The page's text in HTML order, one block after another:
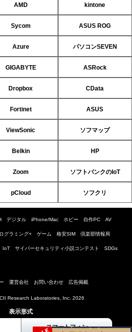
AMD kintone
Sycom ASUS ROG
Azure パソコンSEVEN
GIGABYTE ASRock
Dropbox CData
Fortinet ASUS
ViewSonic ソフマップ
Belkin HP
Zoom ソフトバンクのIoT
pCloud ソフクリ
デジタル iPhone/Mac ホビー 自作PC AV
グラミング+ ゲーム 格安SIM 倶楽部情報局
IoT サイバーセキュリティ小説コンテスト SDGs
運営会社 お問い合わせ 広告掲載
Research Laboratories, Inc. 2026
表示形式
スマートフォン